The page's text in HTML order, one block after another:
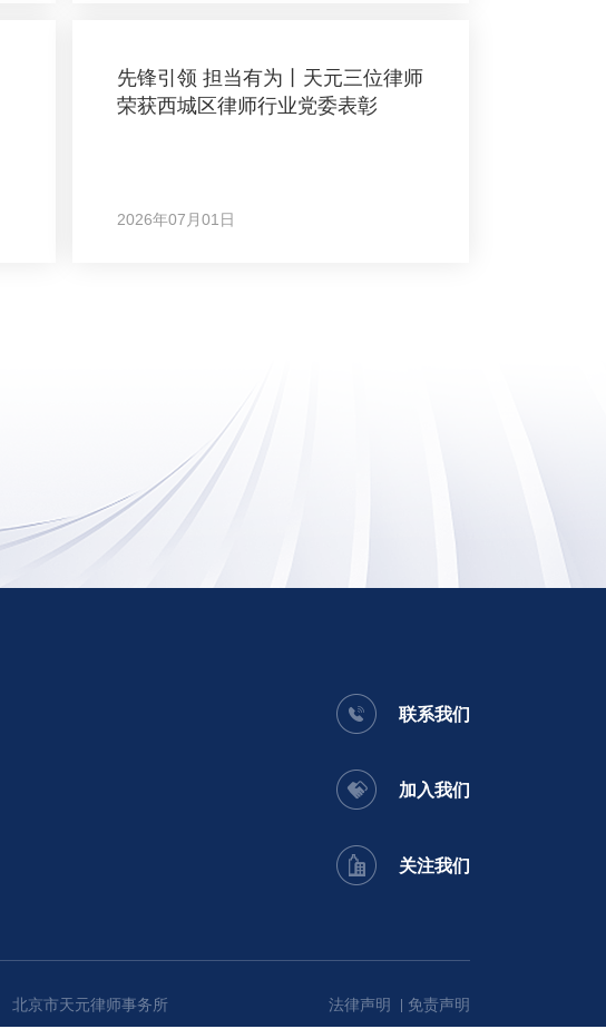
先锋引领 担当有为丨天元三位律师
荣获西城区律师行业党委表彰
2026年07月01日
联系我们
加入我们
关注我们
北京市天元律师事务所 法律声明 免责声明